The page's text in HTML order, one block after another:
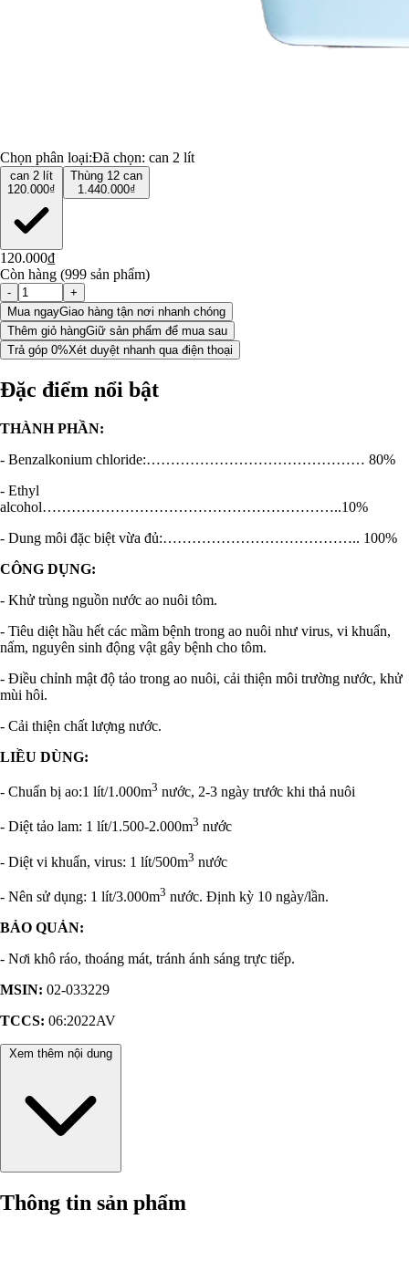
Chọn phân loại:Đã chọn: can 2 lít
can 2 lít
120.000₫
Thùng 12 can
1.440.000₫
120.000₫
Còn hàng (999 sản phẩm)
-
+
Mua ngayGiao hàng tận nơi nhanh chóng
Thêm giỏ hàngGiữ sản phẩm để mua sau
Trả góp 0%Xét duyệt nhanh qua điện thoại
Đặc điểm nổi bật
THÀNH PHẦN:
- Benzalkonium chloride:……………………………………… 80%
- Ethyl
alcohol……………………………………………………..10%
- Dung môi đặc biệt vừa đủ:………………………………….. 100%
CÔNG DỤNG:
- Khử trùng nguồn nước ao nuôi tôm.
- Tiêu diệt hầu hết các mầm bệnh trong ao nuôi như virus, vi khuẩn,
nấm, nguyên sinh động vật gây bệnh cho tôm.
- Điều chỉnh mật độ tảo trong ao nuôi, cải thiện môi trường nước, khử
mùi hôi.
- Cải thiện chất lượng nước.
LIỀU DÙNG:
- Chuẩn bị ao:1 lít/1.000m3 nước, 2-3 ngày trước khi thả nuôi
- Diệt tảo lam: 1 lít/1.500-2.000m3 nước
- Diệt vi khuẩn, virus: 1 lít/500m3 nước
- Nên sử dụng: 1 lít/3.000m3 nước. Định kỳ 10 ngày/lần.
BẢO QUẢN:
- Nơi khô ráo, thoáng mát, tránh ánh sáng trực tiếp.
MSIN: 02-033229
TCCS: 06:2022AV
Xem thêm nội dung
Thông tin sản phẩm